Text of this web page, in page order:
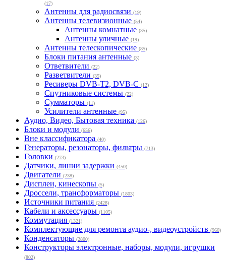
(17)
Антенны для радиосвязи (19)
Антенны телевизионные (54)
Антенны комнатные (35)
Антенны уличные (19)
Антенны телескопические (85)
Блоки питания антенные (3)
Ответвители (22)
Разветвители (35)
Ресиверы DVB-T2, DVB-C (12)
Спутниковые системы (22)
Сумматоры (11)
Усилители антенные (95)
Аудио, Видео, Бытовая техника (126)
Блоки и модули (656)
Вне классификатора (40)
Генераторы, резонаторы, фильтры (713)
Головки (273)
Датчики, линии задержки (450)
Двигатели (238)
Дисплеи, кинескопы (5)
Дроссели, трансформаторы (1803)
Источники питания (2428)
Кабели и аксессуары (1105)
Коммутация (1321)
Комплектующие для ремонта аудио-, видеоустройств (960)
Конденсаторы (2800)
Конструкторы электронные, наборы, модули, игрушки
(802)